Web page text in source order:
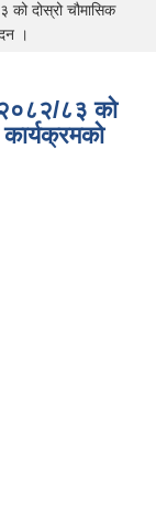
दोस्रो चौमासिक
।
२०८२/८३ को